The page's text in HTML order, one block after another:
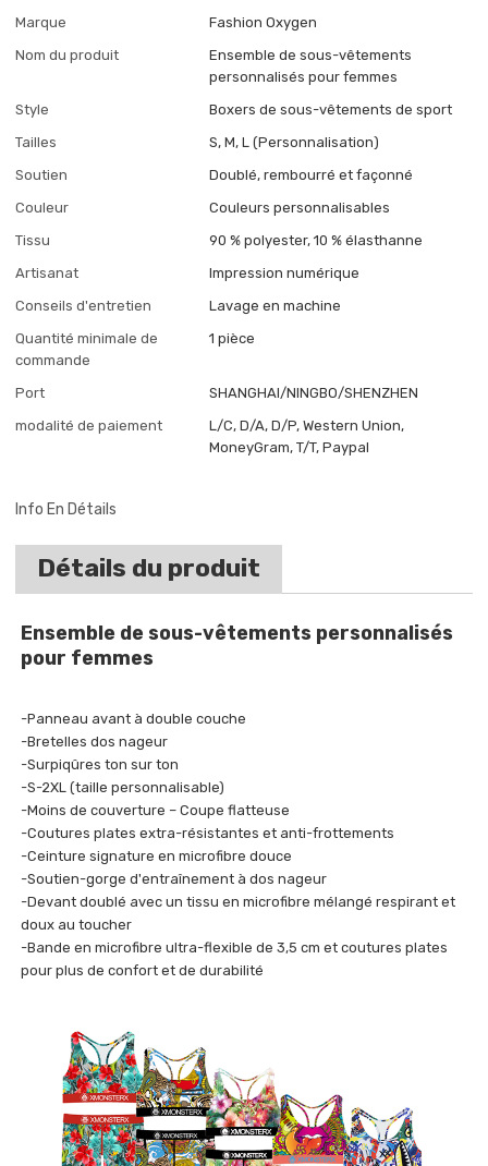
Marque
Fashion Oxygen
Nom du produit
Ensemble de sous-vêtements
personnalisés pour femmes
Style
Boxers de sous-vêtements de sport
Tailles
S, M, L (Personnalisation)
Soutien
Doublé, rembourré et façonné
Couleur
Couleurs personnalisables
Tissu
90 % polyester, 10 % élasthanne
Artisanat
Impression numérique
Conseils d'entretien
Lavage en machine
Quantité minimale de
commande
1 pièce
Port
SHANGHAI/NINGBO/SHENZHEN
modalité de paiement
L/C, D/A, D/P, Western Union,
MoneyGram, T/T, Paypal
Info En Détails
Détails du produit
Ensemble de sous-vêtements personnalisés
pour femmes
-Panneau avant à double couche
-Bretelles dos nageur
-Surpiqûres ton sur ton
-S-2XL (taille personnalisable)
-Moins de couverture – Coupe flatteuse
-Coutures plates extra-résistantes et anti-frottements
-Ceinture signature en microfibre douce
-Soutien-gorge d'entraînement à dos nageur
-Devant doublé avec un tissu en microfibre mélangé respirant et
doux au toucher
-Bande en microfibre ultra-flexible de 3,5 cm et coutures plates
pour plus de confort et de durabilité